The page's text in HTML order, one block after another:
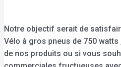
Notre objectif serait de
Vélo à gros pneus de 750
de nos produits ou si vous